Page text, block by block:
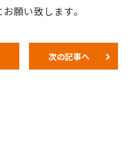
お願い致します。
次の記事へ